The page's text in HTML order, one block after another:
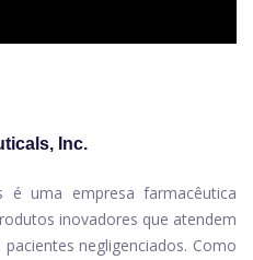
Inc.
é uma empresa farmacêutica
inovadores que atendem
negligenciados. Como